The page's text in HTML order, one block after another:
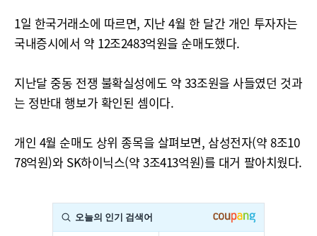
1일 한국거래소에 따르면, 지난 4월 한 달간 개인 투자자는
국내증시에서 약 12조2483억원을 순매도했다.
지난달 중동 전쟁 불확실성에도 약 33조원을 사들였던 것과
는 정반대 행보가 확인된 셈이다.
개인 4월 순매도 상위 종목을 살펴보면, 삼성전자(약 8조10
78억원)와 SK하이닉스(약 3조413억원)를 대거 팔아치웠다.